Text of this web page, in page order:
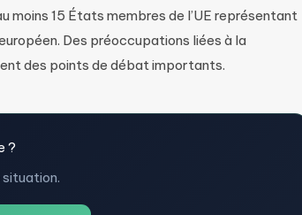
moins 15 États membres de l’UE représentant
Des préoccupations liées à la
des points de débat importants.
?